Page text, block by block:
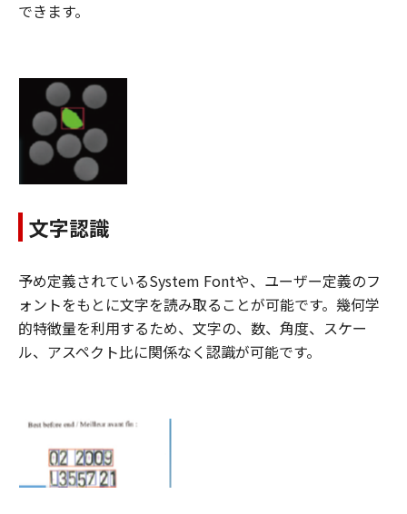
できます。
文字認識
予め定義されているSystem Fontや、ユーザー定義のフ
ォントをもとに文字を読み取ることが可能です。幾何学
的特徴量を利用するため、文字の、数、角度、スケー
ル、アスペクト比に関係なく認識が可能です。